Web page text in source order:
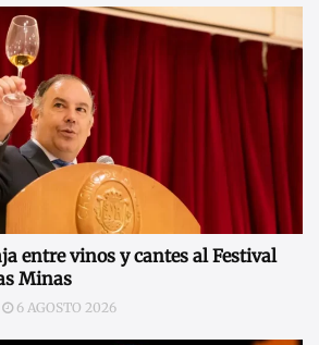
entre vinos y cantes al Festival
Minas
6 AGOSTO 2026